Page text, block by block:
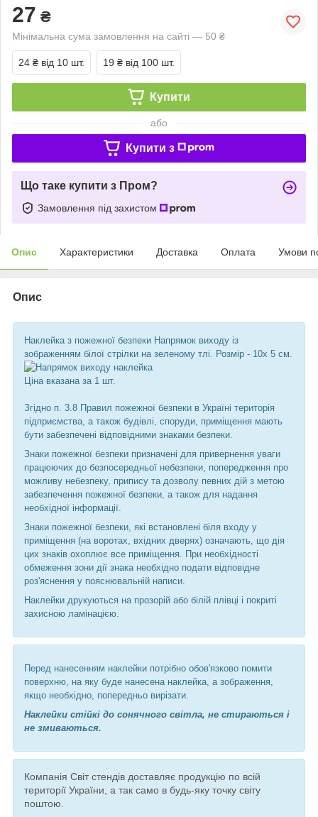
27 ₴
Мінімальна сума замовлення на сайті — 50 ₴
24 ₴ від 10 шт. 19 ₴ від 100 шт.
Купити
або
Купити з
Що таке купити з Пром?
Замовлення під захистом
Опис Характеристики Доставка Оплата Умови
Опис
Наклейка з пожежної безпеки Напрямок виходу із
зображенням білої стрілки на зеленому тлі. Розмір - 10х 5 см.
Ціна вказана за 1 шт.
Згідно п. 3.8 Правил пожежної безпеки в Україні територія
підприємства, а також будівлі, споруди, приміщення мають
бути забезпечені відповідними знаками безпеки.
Знаки пожежної безпеки призначені для привернення уваги
працюючих до безпосередньої небезпеки, попередження про
можливу небезпеку, припису та дозволу певних дій з метою
забезпечення пожежної безпеки, а також для надання
необхідної інформації.
Знаки пожежної безпеки, які встановлені біля входу у
приміщення (на воротах, вхідних дверях) означають, що дія
цих знаків охоплює все приміщення. При необхідності
обмеження зони дії знака необхідно подати відповідне
роз'яснення у пояснювальній написи.
Наклейки друкуються на прозорій або білій плівці і покриті
захисною ламінацією.
Перед нанесенням наклейки потрібно обов'язково помити
поверхню, на яку буде нанесена наклейка, а зображення,
якщо необхідно, попередньо вирізати.
Наклейки стійкі до сонячного світла, не стираються і
не змиваються.
Компанія Світ стендів доставляє продукцію по всій
території України, а так само в будь-яку точку світу
поштою.